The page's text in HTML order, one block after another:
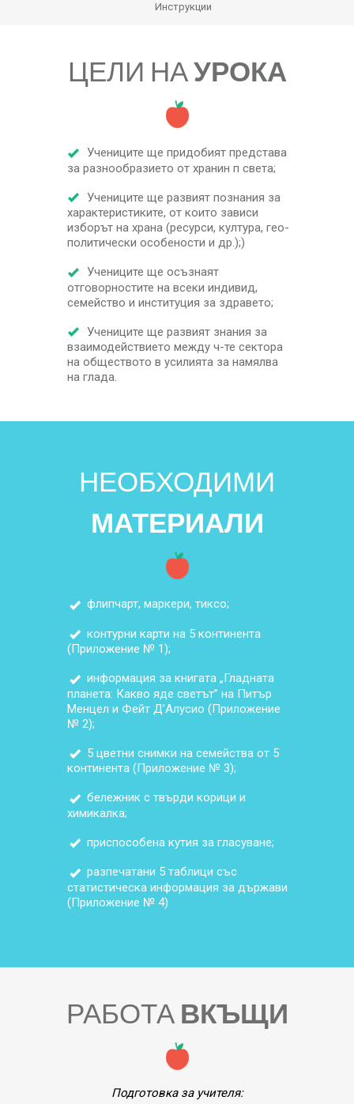
Инструкции
ЦЕЛИ НАУРОКА
Учениците ще придобият представа
за разнообразието от хранин п света;
Учениците ще развият познания за
характеристиките, от които зависи
изборът на храна (ресурси, култура, гео-
политически особености и др.);)
Учениците ще осъзнаят
отговорностите на всеки индивид,
семейство и институция за здравето;
Учениците ще развият знания за
взаимодействието между ч-те сектора
на обществото в усилията за намялва
на глада.
НЕОБХОДИМИ
МАТЕРИАЛИ
флипчарт, маркери, тиксо;
контурни карти на 5 континента
(Приложение № 1);
информация за книгата „Гладната
планета: Какво яде светът” на Питър
Менцел и Фейт Д’Алусио (Приложение
№ 2);
5 цветни снимки на семейства от 5
континента (Приложение № 3);
бележник с твърди корици и
химикалка;
приспособена кутия за гласуване;
разпечатани 5 таблици със
статистическа информация за държави
(Приложение № 4)
РАБОТА ВКЪЩИ
Подготовка за учителя: